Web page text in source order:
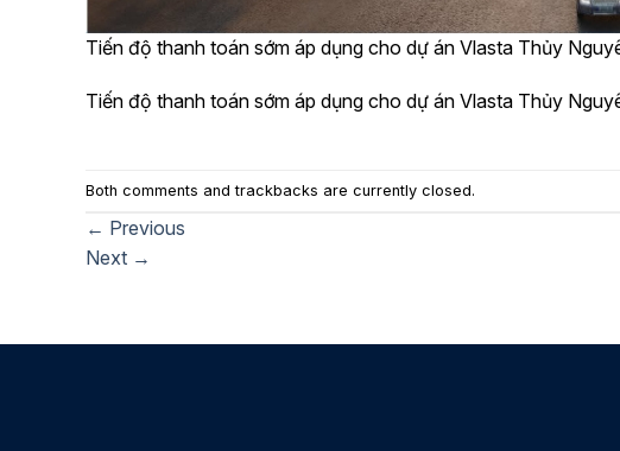
Tiến độ thanh toán sớm áp dụng cho dự án Vlasta Thủy
Tiến độ thanh toán sớm áp dụng cho dự án Vlasta Thủy
Both comments and trackbacks are currently closed.
← Previous
Next →